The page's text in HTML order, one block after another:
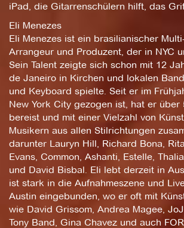
iPad, die Gitarrenschülern hilft, das
Eli Menezes
Eli Menezes ist ein brasilianischer
Arrangeur und Produzent, der in NYC
Sein Talent zeigte sich schon mit 12
de Janeiro in Kirchen und lokalen
und Keyboard spielte. Seit er im
New York City gezogen ist, hat er über
bereist und mit einer Vielzahl von
Musikern aus allen Stilrichtungen
darunter Lauryn Hill, Richard Bona,
Evans, Common, Ashanti, Estelle,
und David Bisbal. Eli lebt derzeit in
ist stark in die Aufnahmeszene und
Austin eingebunden, wo er oft mit
wie David Grissom, Andrea Magee,
Tony Band, Gina Chavez und auch